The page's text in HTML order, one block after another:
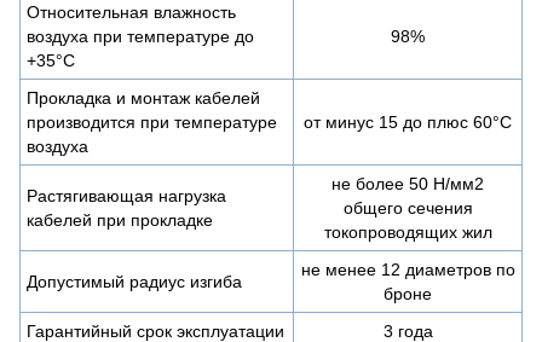
Относительная влажность
воздуха при температуре до
+35°С
98%
Прокладка и монтаж кабелей
производится при температуре
воздуха
от минус 15 до плюс 60°С
Растягивающая нагрузка
кабелей при прокладке
не более 50 Н/мм2
общего сечения
токопроводящих жил
Допустимый радиус изгиба
не менее 12 диаметров по
броне
Гарантийный срок эксплуатации
3 года